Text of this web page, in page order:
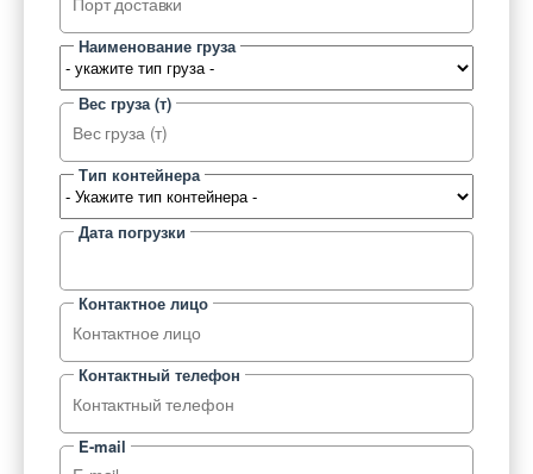
Наименование груза
Вес груза (т)
Тип контейнера
Дата погрузки
Контактное лицо
Контактный телефон
E-mail